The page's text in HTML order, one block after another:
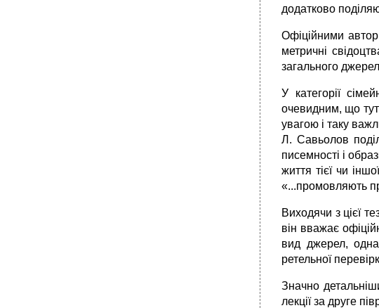
додатково
Офіційними
метричні
загального
У категорії
очевидним, що тут
увагою і таку
Л. Савьолов
писемності і
життя тієї чи
«...промовляють
Виходячи з цієї
він вважає
вид джерел,
ретельної
Значно
лекції за друге